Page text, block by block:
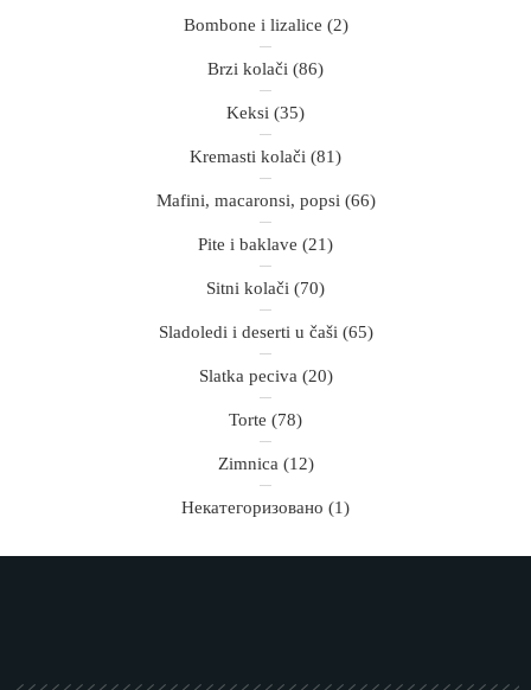
Bombone i lizalice (2)
Brzi kolači (86)
Keksi (35)
Kremasti kolači (81)
Mafini, macaronsi, popsi(66)
Pite i baklave (21)
Sitni kolači (70)
Sladoledi i deserti u čaši(65)
Slatka peciva(20)
Torte (78)
Zimnica(12)
Некатегоризовано (1)